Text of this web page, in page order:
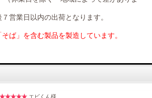
営業日以内の出荷となります。
ば」を含む製品を製造しています。
エビくん様